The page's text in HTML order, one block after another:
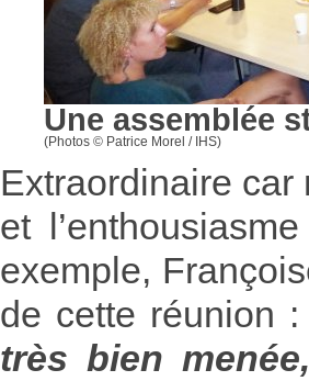
Une assemblée
(Photos © Patrice Morel / IHS)
Extraordinaire
et
exemple,
de cette réunion
très bien